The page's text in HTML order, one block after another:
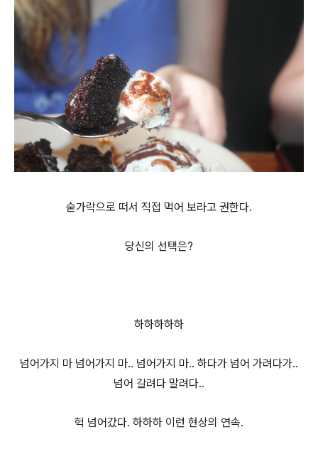
숟가락으로 떠서 직접 먹어 보라고 권한다.
당신의 선택은?
하하하하하
넘어가지 마 넘어가지 마.. 넘어가지 마.. 하다가 넘어 가려다가..
넘어 갈려다 말려다..
헉 넘어갔다. 하하하 이런 현상의 연속.